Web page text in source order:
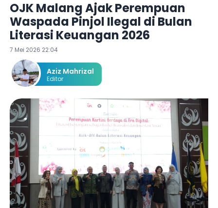
OJK Malang Ajak Perempuan
Waspada Pinjol Ilegal di Bulan
Literasi Keuangan 2026
7 Mei 2026 22:04
Aziz Mahrizal
Editor